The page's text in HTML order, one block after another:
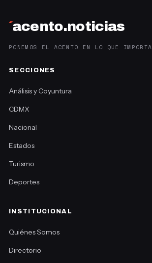
´acento.noticias
PONEMOS EL ACENTO EN LO QUE IMPORTA
SECCIONES
Análisis y Coyuntura
CDMX
Nacional
Estados
Turismo
Deportes
INSTITUCIONAL
Quiénes Somos
Directorio